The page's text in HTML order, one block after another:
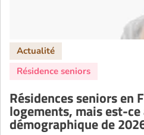
Résidence senior à la
Résidence senior à la
Résidence senior à la
Résidence senior à la
Recherche par ville
Résidences seniors en
logements, mais est-ce
démographique de